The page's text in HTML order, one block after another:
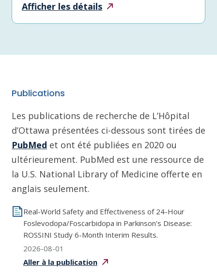
Afficher les détails
Publications
Les publications de recherche de L’Hôpital
d’Ottawa présentées ci-dessous sont tirées de
PubMed et ont été publiées en 2020 ou
ultérieurement. PubMed est une ressource de
la U.S. National Library of Medicine offerte en
anglais seulement.
Real-World Safety and Effectiveness of 24-Hour
Foslevodopa/Foscarbidopa in Parkinson's Disease:
ROSSINI Study 6-Month Interim Results.
2026-08-01
Aller à la publication